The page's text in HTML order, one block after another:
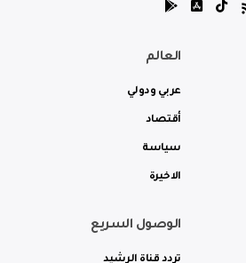
العالم
عربي ودولي
أقتصاد
سياسة
الاخيرة
الوصول السريع
تردد قناة الرشيد